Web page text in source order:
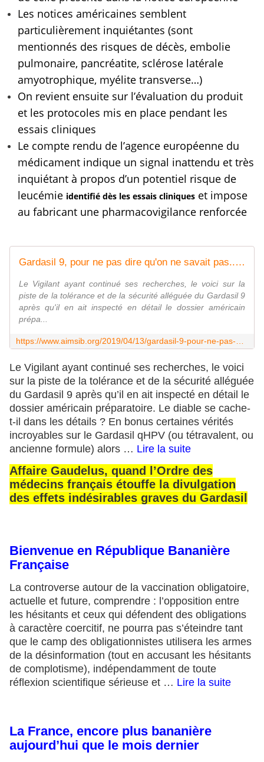
Les notices américaines semblent
particulièrement inquiétantes (sont
mentionnés des risques de décès, embolie
pulmonaire, pancréatite, sclérose latérale
amyotrophique, myélite transverse…)
On revient ensuite sur l’évaluation du produit
et les protocoles mis en place pendant les
essais cliniques
Le compte rendu de l’agence européenne du
médicament indique un signal inattendu et très
inquiétant à propos d’un potentiel risque de
leucémie identifié dès les essais cliniques et impose
au fabricant une pharmacovigilance renforcée
Gardasil 9, pour ne pas dire qu'on ne savait pas... - AIMSIB
Le Vigilant ayant continué ses recherches, le voici sur la
piste de la tolérance et de la sécurité alléguée du Gardasil 9
après qu'il en ait inspecté en détail le dossier américain
prépa...
Le Vigilant ayant continué ses recherches, le voici
sur la piste de la tolérance et de la sécurité alléguée
du Gardasil 9 après qu’il en ait inspecté en détail le
dossier américain préparatoire. Le diable se cache-
t-il dans les détails ? En bonus certaines vérités
incroyables sur le Gardasil qHPV (ou tétravalent, ou
ancienne formule) alors … Lire la suite
Affaire Gaudelus, quand l’Ordre des
médecins français étouffe la divulgation
des effets indésirables graves du Gardasil
Bienvenue en République Bananière
Française
La controverse autour de la vaccination obligatoire,
actuelle et future, comprendre : l’opposition entre
les hésitants et ceux qui défendent des obligations
à caractère coercitif, ne pourra pas s’éteindre tant
que le camp des obligationnistes utilisera les armes
de la désinformation (tout en accusant les hésitants
de complotisme), indépendamment de toute
réflexion scientifique sérieuse et … Lire la suite
La France, encore plus bananière
aujourd’hui que le mois dernier